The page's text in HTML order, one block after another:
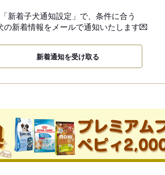
「新着子犬通知設定」で、 条件に合う
の新着情報をメールで通知いたします💌
新着通知を受け取る